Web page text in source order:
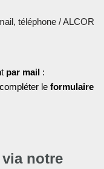
téléphone / ALCOR
par mail :
le formulaire
notre